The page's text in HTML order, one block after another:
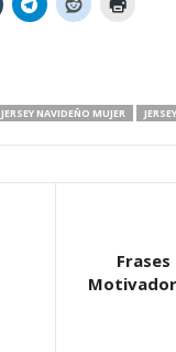
JERSEY NAVIDEÑO MUJER